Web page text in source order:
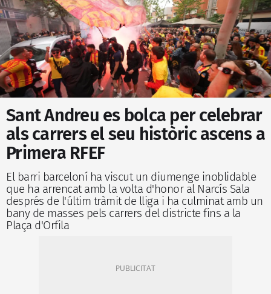
Sant Andreu es bolca per celebrar
als carrers el seu històric ascens a
Primera RFEF
El barri barceloní ha viscut un diumenge inoblidable
que ha arrencat amb la volta d'honor al Narcís Sala
després de l'últim tràmit de lliga i ha culminat amb un
bany de masses pels carrers del districte fins a la
Plaça d'Orfila